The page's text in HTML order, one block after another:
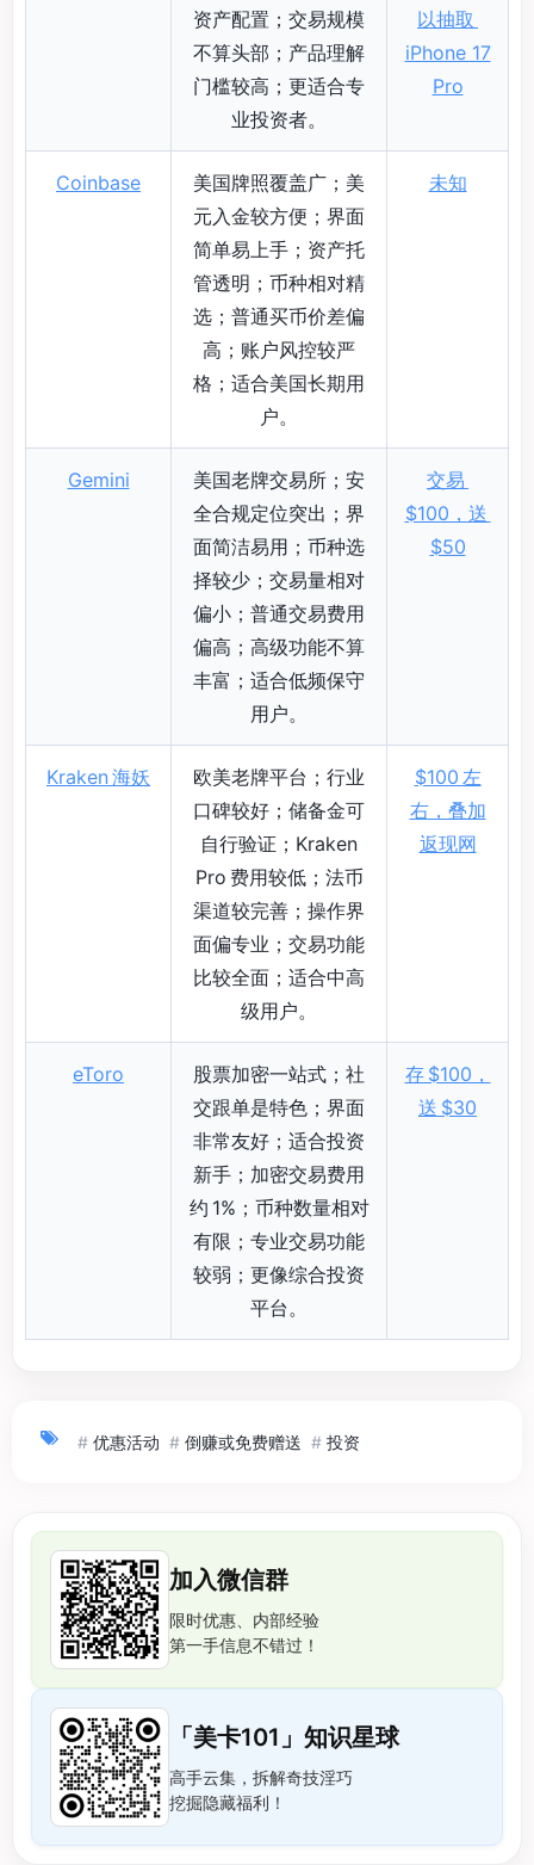
资产配置；交易规模
不算头部；产品理解
门槛较高；更适合专
业投资者。
以抽取
iPhone 17
Pro
Coinbase
美国牌照覆盖广；美
元入金较方便；界面
简单易上手；资产托
管透明；币种相对精
选；普通买币价差偏
高；账户风控较严
格；适合美国长期用
户。
未知
Gemini
美国老牌交易所；安
全合规定位突出；界
面简洁易用；币种选
择较少；交易量相对
偏小；普通交易费用
偏高；高级功能不算
丰富；适合低频保守
用户。
交易
$100，送
$50
Kraken 海妖
欧美老牌平台；行业
口碑较好；储备金可
自行验证；Kraken
Pro 费用较低；法币
渠道较完善；操作界
面偏专业；交易功能
比较全面；适合中高
级用户。
$100 左
右，叠加
返现网
eToro
股票加密一站式；社
交跟单是特色；界面
非常友好；适合投资
新手；加密交易费用
约 1%；币种数量相对
有限；专业交易功能
较弱；更像综合投资
平台。
存 $100，
送 $30
# 优惠活动 # 倒赚或免费赠送 # 投资
加入微信群
限时优惠、内部经验
第一手信息不错过！
「美卡101」知识星球
高手云集，拆解奇技淫巧
挖掘隐藏福利！